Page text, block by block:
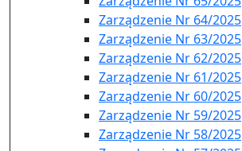
Zarządzenie Nr 64/2025
Zarządzenie Nr 63/2025
Zarządzenie Nr 62/2025
Zarządzenie Nr 61/2025
Zarządzenie Nr 60/2025
Zarządzenie Nr 59/2025
Zarządzenie Nr 58/2025